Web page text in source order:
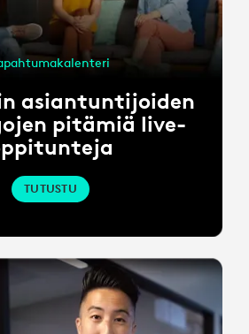
asiantuntijoiden
pitämiä live-
TUTUSTU